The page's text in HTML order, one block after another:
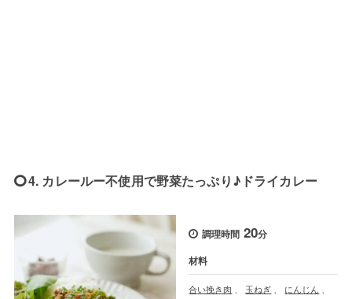
4. カレールー不使用で野菜たっぷり♪ドライカレー
調理時間 20分
材料
合い挽き肉 、 玉ねぎ 、 にんじん 、